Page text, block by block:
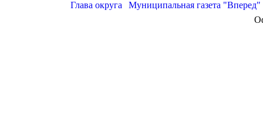
Глава округа Муниципальная газета "Вперед"